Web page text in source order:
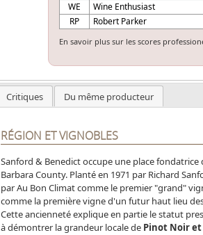
WE
Wine Enthusiast
RP
Robert Parker
En savoir plus sur les scores
Critiques Du même producteur
RÉGION ET VIGNOBLES
Sanford & Benedict occupe une place
Barbara County. Planté en 1971 par Richard
par Au Bon Climat comme le premier "grand"
comme la première vigne d'un futur haut lieu
Cette ancienneté explique en partie le statut
à démontrer la grandeur locale de Pinot Noir